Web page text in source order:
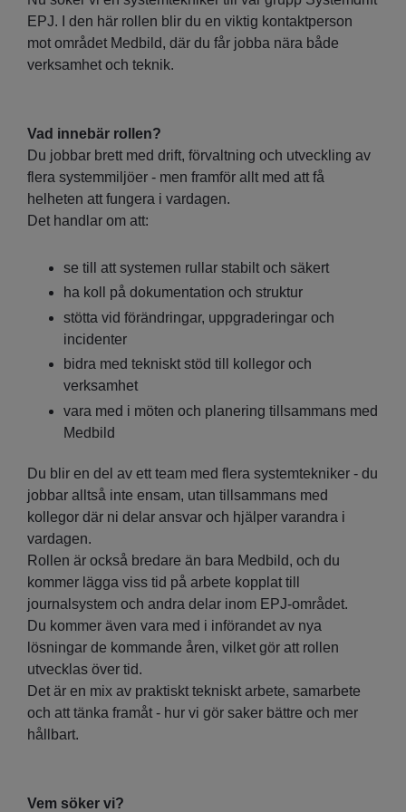
EPJ. I den här rollen blir du en viktig kontaktperson
mot området Medbild, där du får jobba nära både
verksamhet och teknik.
Vad innebär rollen?
Du jobbar brett med drift, förvaltning och utveckling av
flera systemmiljöer - men framför allt med att få
helheten att fungera i vardagen.
Det handlar om att:
se till att systemen rullar stabilt och säkert
ha koll på dokumentation och struktur
stötta vid förändringar, uppgraderingar och
incidenter
bidra med tekniskt stöd till kollegor och
verksamhet
vara med i möten och planering tillsammans med
Medbild
Du blir en del av ett team med flera systemtekniker - du
jobbar alltså inte ensam, utan tillsammans med
kollegor där ni delar ansvar och hjälper varandra i
vardagen.
Rollen är också bredare än bara Medbild, och du
kommer lägga viss tid på arbete kopplat till
journalsystem och andra delar inom EPJ-området.
Du kommer även vara med i införandet av nya
lösningar de kommande åren, vilket gör att rollen
utvecklas över tid.
Det är en mix av praktiskt tekniskt arbete, samarbete
och att tänka framåt - hur vi gör saker bättre och mer
hållbart.
Vem söker vi?